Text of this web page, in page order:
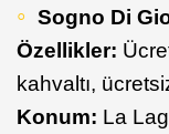
Sogno Di
Özellikler:
kahvaltı,
Konum: La